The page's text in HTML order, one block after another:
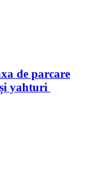
de parcare
yahturi